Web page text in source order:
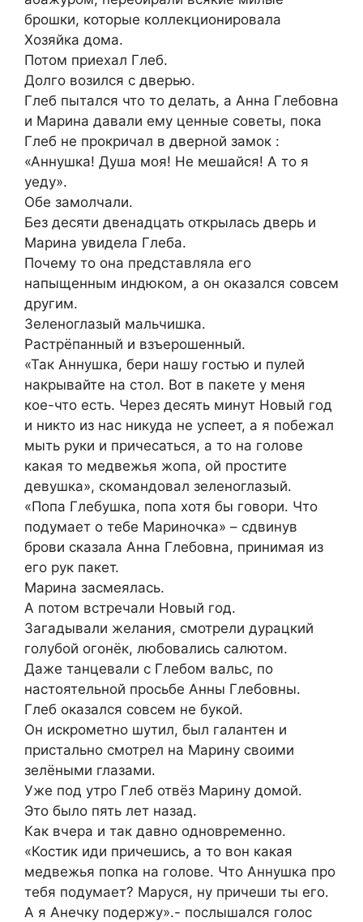
брошки, которые коллекционировала
Хозяйка дома.
Потом приехал Глеб.
Долго возился с дверью.
Глеб пытался что то делать, а Анна Глебовна
и Марина давали ему ценные советы, пока
Глеб не прокричал в дверной замок :
«Аннушка! Душа моя! Не мешайся! А то я
уеду».
Обе замолчали.
Без десяти двенадцать открылась дверь и
Марина увидела Глеба.
Почему то она представляла его
напыщенным индюком, а он оказался совсем
другим.
Зеленоглазый мальчишка.
Растрёпанный и взъерошенный.
«Так Аннушка, бери нашу гостью и пулей
накрывайте на стол. Вот в пакете у меня
кое-что есть. Через десять минут Новый год
и никто из нас никуда не успеет, а я побежал
мыть руки и причесаться, а то на голове
какая то медвежья жопа, ой простите
девушка», скомандовал зеленоглазый.
«Попа Глебушка, попа хотя бы говори. Что
подумает о тебе Мариночка» – сдвинув
брови сказала Анна Глебовна, принимая из
его рук пакет.
Марина засмеялась.
А потом встречали Новый год.
Загадывали желания, смотрели дурацкий
голубой огонёк, любовались салютом.
Даже танцевали с Глебом вальс, по
настоятельной просьбе Анны Глебовны.
Глеб оказался совсем не букой.
Он искрометно шутил, был галантен и
пристально смотрел на Марину своими
зелёными глазами.
Уже под утро Глеб отвёз Марину домой.
Это было пять лет назад.
Как вчера и так давно одновременно.
«Костик иди причешись, а то вон какая
медвежья попка на голове. Что Аннушка про
тебя подумает? Маруся, ну причеши ты его.
А я Анечку подержу».- послышался голос